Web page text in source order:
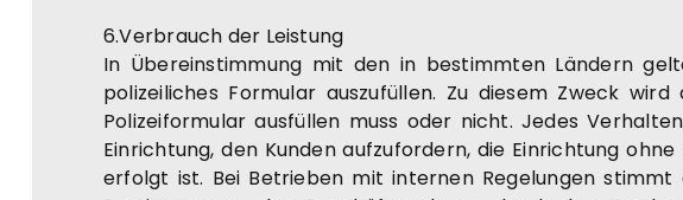
6.Verbrauch der Leistung
In Übereinstimmung mit den in bestimmten Ländern
polizeiliches Formular auszufüllen. Zu diesem Zweck
Polizeiformular ausfüllen muss oder nicht. Jedes
Einrichtung, den Kunden aufzufordern, die Einrichtung
erfolgt ist. Bei Betrieben mit internen Regelungen